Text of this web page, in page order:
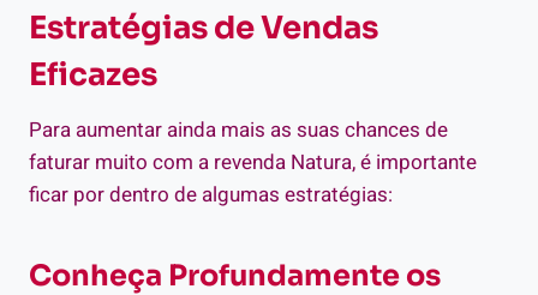
Estratégias de Vendas
Eficazes
Para aumentar ainda mais as suas chances de
faturar muito com a revenda Natura, é importante
ficar por dentro de algumas estratégias:
Conheça Profundamente os